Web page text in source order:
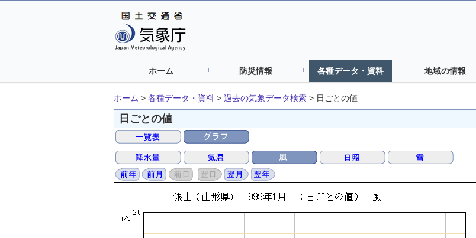
ホーム 防災情報 各種データ・資料 地域の情報
ホーム > 各種データ・資料 > 過去の気象データ検索 > 日ごとの値
日ごとの値